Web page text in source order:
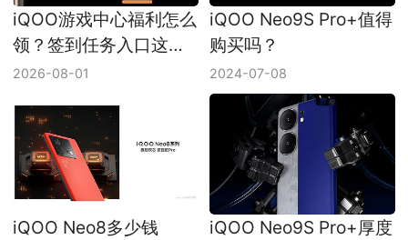
iQOO游戏中心福利怎么
领？签到任务入口这样
找
2026-08-01
iQOO Neo9S Pro+值得
购买吗？
2024-07-08
iQOO Neo8多少钱
iQOO Neo9S Pro+厚度